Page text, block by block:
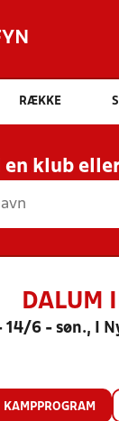
HOLD
RÆKKE
en klub
DALUM
14/6 - søn., I
KAMPPROGRAM